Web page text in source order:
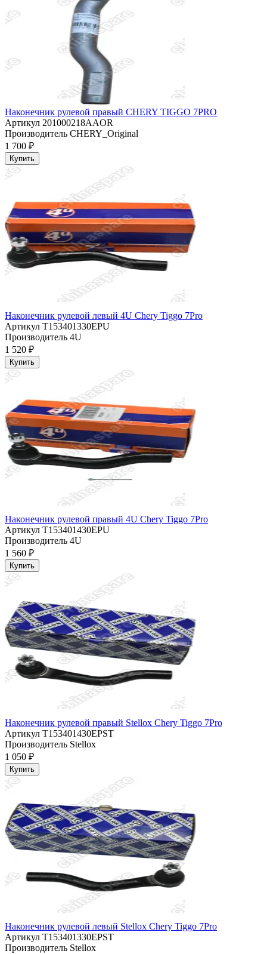
Наконечник рулевой правый CHERY TIGGO 7PRO
Артикул 201000218AAOR
Производитель CHERY_Original
1 700 ₽
Купить
Наконечник рулевой левый 4U Chery Tiggo 7Pro
Артикул T153401330EPU
Производитель 4U
1 520 ₽
Купить
Наконечник рулевой правый 4U Chery Tiggo 7Pro
Артикул T153401430EPU
Производитель 4U
1 560 ₽
Купить
Наконечник рулевой правый Stellox Chery Tiggo 7Pro
Артикул T153401430EPST
Производитель Stellox
1 050 ₽
Купить
Наконечник рулевой левый Stellox Chery Tiggo 7Pro
Артикул T153401330EPST
Производитель Stellox